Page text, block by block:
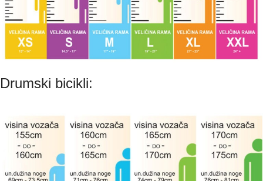
Drumski bicikli: